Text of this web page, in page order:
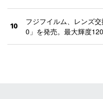
10
フジフイルム、レンズ
0」を発売。最大輝度